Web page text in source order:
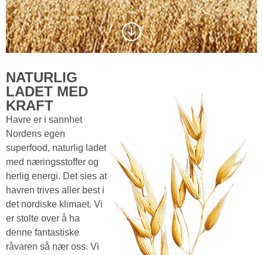
Scrolla
ned
NATURLIG
LADET MED
KRAFT
Havre er i sannhet
Nordens egen
superfood, naturlig ladet
med næringsstoffer og
herlig energi. Det sies at
havren trives aller best i
det nordiske klimaet. Vi
er stolte over å ha
denne fantastiske
råvaren så nær oss. Vi